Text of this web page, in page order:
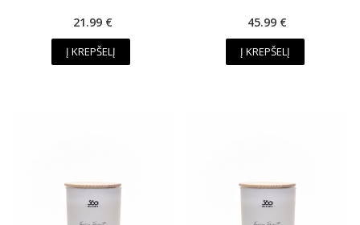
21.99 €
Į KREPŠELĮ
45.99 €
Į KREPŠELĮ